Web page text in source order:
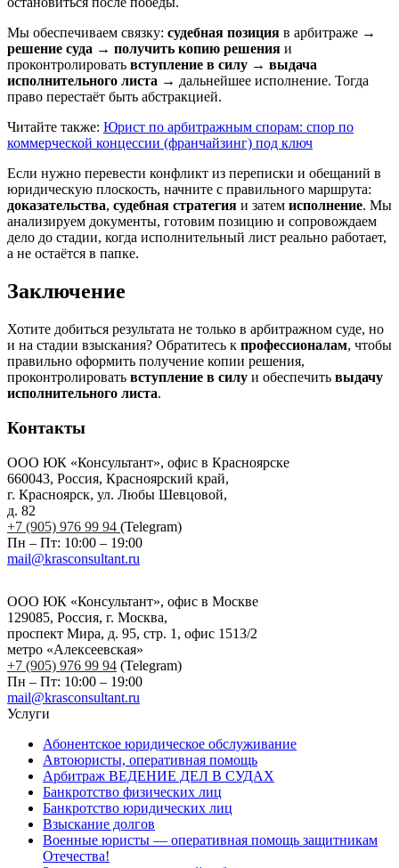
Мы обеспечиваем связку: судебная позиция в арбитраже →
решение суда → получить копию решения и
проконтролировать вступление в силу → выдача
исполнительного листа → дальнейшее исполнение. Тогда
право перестаёт быть абстракцией.
Читайте также: Юрист по арбитражным спорам: спор по
коммерческой концессии (франчайзинг) под ключ
Если нужно перевести конфликт из переписки и обещаний в
юридическую плоскость, начните с правильного маршрута:
доказательства, судебная стратегия и затем исполнение. Мы
анализируем документы, готовим позицию и сопровождаем
дело до стадии, когда исполнительный лист реально работает,
а не остаётся в папке.
Заключение
Хотите добиться результата не только в арбитражном суде, но
и на стадии взыскания? Обратитесь к профессионалам, чтобы
правильно оформить получение копии решения,
проконтролировать вступление в силу и обеспечить выдачу
исполнительного листа.
Контакты
ООО ЮК «Консультант», офис в Красноярске
660043, Россия, Красноярский край,
г. Красноярск, ул. Любы Шевцовой,
д. 82
+7 (905) 976 99 94 (Telegram)
Пн – Пт: 10:00 – 19:00
mail@krasconsultant.ru
ООО ЮК «Консультант», офис в Москве
129085, Россия, г. Москва,
проспект Мира, д. 95, стр. 1, офис 1513/2
метро «Алексеевская»
+7 (905) 976 99 94 (Telegram)
Пн – Пт: 10:00 – 19:00
mail@krasconsultant.ru
Услуги
Абонентское юридическое обслуживание
Автоюристы, оперативная помощь
Арбитраж ВЕДЕНИЕ ДЕЛ В СУДАХ
Банкротство физических лиц
Банкротство юридических лиц
Взыскание долгов
Военные юристы — оперативная помощь защитникам
Отечества!